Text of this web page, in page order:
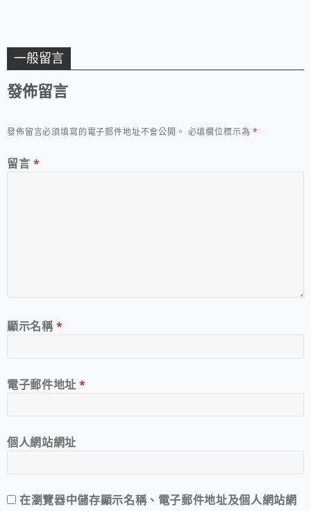
一般留言
發佈留言
發佈留言必須填寫的電子郵件地址不會公開。 必填欄位標示為*
留言 *
顯示名稱*
電子郵件地址*
個人網站網址
在瀏覽器中儲存顯示名稱、電子郵件地址及個人網站網